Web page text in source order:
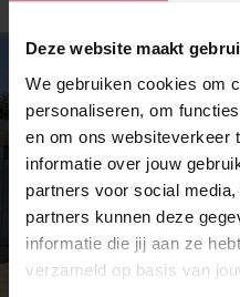
Deze website maakt
We gebruiken cookies om
personaliseren, om
en om ons websiteverkeer
informatie over jouw
partners voor social
partners kunnen deze
informatie die jij aan ze
verzameld op basis van